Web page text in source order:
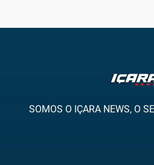
SOMOS O IÇARA NEWS, O